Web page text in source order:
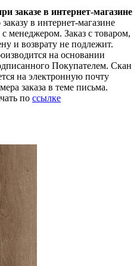
заказе в интернет-магазине
в интернет-магазине
менеджером. Заказ с товаром,
и возврату не подлежит.
на основании
Покупателем. Скан
на электронную почту
заказа в теме письма.
по ссылке